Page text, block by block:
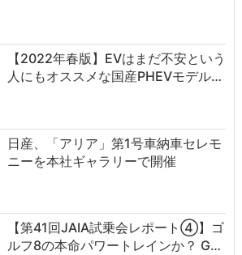
【2022年春版】EVはまだ不安という
人にもオススメな国産PHEVモデル…
日産、「アリア」第1号車納車セレモ
ニーを本社ギャラリーで開催
【第41回JAIA試乗会レポート④】ゴ
ルフ8の本命パワートレインか？ G…